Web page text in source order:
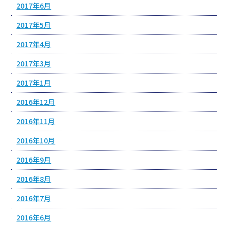
2017年6月
2017年5月
2017年4月
2017年3月
2017年1月
2016年12月
2016年11月
2016年10月
2016年9月
2016年8月
2016年7月
2016年6月